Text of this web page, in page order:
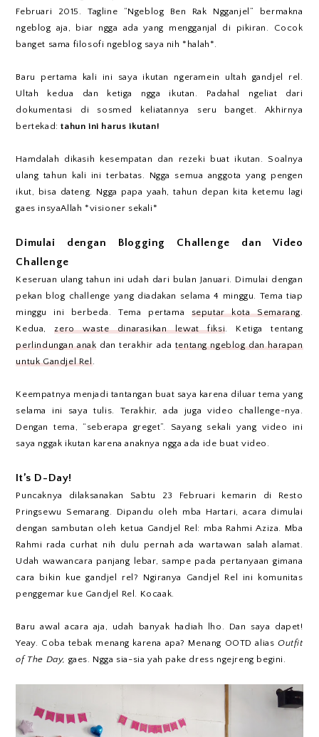
Februari 2015. Tagline “Ngeblog Ben Rak Ngganjel” bermakna
ngeblog aja, biar ngga ada yang mengganjal di pikiran. Cocok
banget sama filosofi ngeblog saya nih *halah*.
Baru pertama kali ini saya ikutan ngeramein ultah gandjel rel.
Ultah kedua dan ketiga ngga ikutan. Padahal ngeliat dari
dokumentasi di sosmed keliatannya seru banget. Akhirnya
bertekad:tahun ini harus ikutan!
Hamdalah dikasih kesempatan dan rezeki buat ikutan. Soalnya
ulang tahun kali ini terbatas. Ngga semua anggota yang pengen
ikut, bisa dateng. Ngga papa yaah, tahun depan kita ketemu lagi
gaes insyaAllah *visioner sekali*
Dimulai dengan Blogging Challenge dan Video
Challenge
Keseruan ulang tahun ini udah dari bulan Januari. Dimulai dengan
pekan blog challenge yang diadakan selama 4 minggu. Tema tiap
minggu ini berbeda. Tema pertama seputar kota Semarang.
Kedua,zero waste dinarasikan lewat fiksi. Ketiga tentang
perlindungan anak dan terakhir ada tentang ngeblog dan harapan
untuk Gandjel Rel.
Keempatnya menjadi tantangan buat saya karena diluar tema yang
selama ini saya tulis. Terakhir, ada juga video challenge-nya.
Dengan tema, “seberapa greget”. Sayang sekali yang video ini
saya nggak ikutan karena anaknya ngga ada ide buat video.
It’s D-Day!
Puncaknya dilaksanakan Sabtu 23 Februari kemarin di Resto
Pringsewu Semarang. Dipandu oleh mba Hartari, acara dimulai
dengan sambutan oleh ketua Gandjel Rel: mba Rahmi Aziza. Mba
Rahmi rada curhat nih dulu pernah ada wartawan salah alamat.
Udah wawancara panjang lebar, sampe pada pertanyaan gimana
cara bikin kue gandjel rel? Ngiranya Gandjel Rel ini komunitas
penggemar kue Gandjel Rel. Kocaak.
Baru awal acara aja, udah banyak hadiah lho. Dan saya dapet!
Yeay. Coba tebak menang karena apa? Menang OOTD alias Outfit
of The Day, gaes. Ngga sia-sia yah pake dress ngejreng begini.